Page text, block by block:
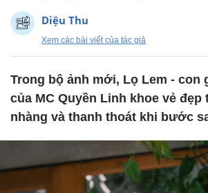
Diệu Thu
Xem các bài viết của tác giả
Trong bộ ảnh mới, Lọ Lem - con
của MC Quyền Linh khoe vẻ đẹp
nhàng và thanh thoát khi bước